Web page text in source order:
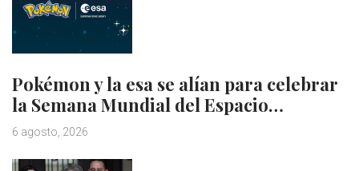
Pokémon y la esa se alían para celebrar
la Semana Mundial del Espacio…
6 agosto, 2026